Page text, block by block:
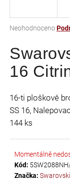
Průměrné
produktu
je
0,0
hvězdiček.
Neohodnoceno
16
16-ti ploškově
SS 16,
144 ks
Momentálně
Kód:
Značka: Swarovski
j
t
?
D
o
p